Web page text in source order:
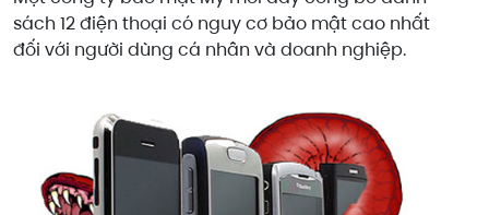
sách 12 điện thoại có nguy cơ bảo mật cao nhất
đối với người dùng cá nhân và doanh nghiệp.